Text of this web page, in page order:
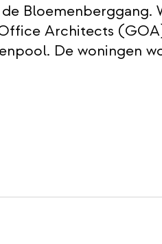
Bloemenberggang.
Architects
De woningen